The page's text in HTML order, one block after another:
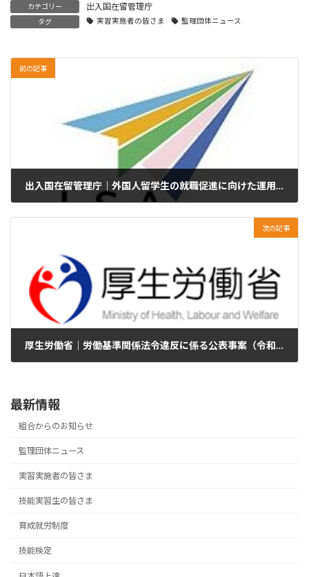
カテゴリー 出入国在留管理庁
タグ 実習実施者の皆さま 監理団体ニュース
前の記事
出入国在留管理庁｜外国人留学生の就職促進に向けた運用等の見直しについて
次の記事
厚生労働省｜労働基準関係法令違反に係る公表事案（令和５年２月１日～令和６年１月31日公表分）
最新情報
組合からのお知らせ
監理団体ニュース
実習実施者の皆さま
技能実習生の皆さま
育成就労制度
技能検定